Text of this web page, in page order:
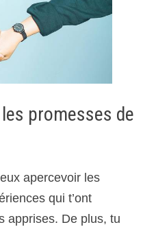
promesses de
apercevoir les
qui t’ont
apprises. De plus, tu